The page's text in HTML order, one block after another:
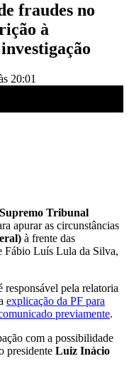
fraudes no
à
20:01
Tribunal
apurar as circunstâncias
à frente das
Fábio Luís Lula da Silva,
responsável pela relatoria
explicação da PF para
previamente.
com a possibilidade
presidente Luiz Inácio